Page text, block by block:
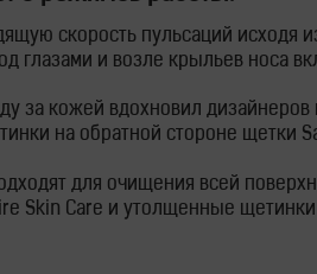
скорость пульсаций исходя
глазами и возле крыльев носа
за кожей вдохновил
на обратной стороне щетки
для очищения всей
Skin Care и утолщенные